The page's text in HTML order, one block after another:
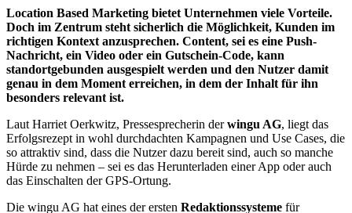
Location Based Marketing bietet Unternehmen viele Vorteile.
Doch im Zentrum steht sicherlich die Möglichkeit, Kunden im
richtigen Kontext anzusprechen. Content, sei es eine Push-
Nachricht, ein Video oder ein Gutschein-Code, kann
standortgebunden ausgespielt werden und den Nutzer damit
genau in dem Moment erreichen, in dem der Inhalt für ihn
besonders relevant ist.
Laut Harriet Oerkwitz, Pressesprecherin derwingu AG, liegt das
Erfolgsrezept in wohl durchdachten Kampagnen und Use Cases, die
so attraktiv sind, dass die Nutzer dazu bereit sind, auch so manche
Hürde zu nehmen – sei es das Herunterladen einer App oder auch
das Einschalten der GPS-Ortung.
Die wingu AG hat eines der ersten Redaktionssysteme für